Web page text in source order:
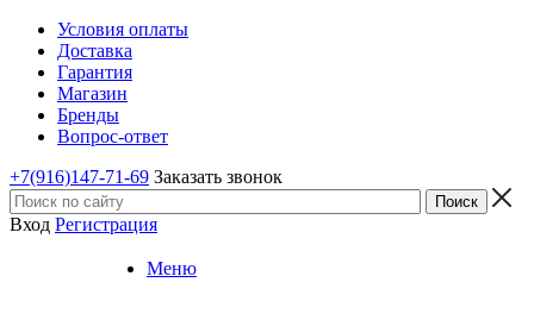
Условия оплаты
Доставка
Гарантия
Магазин
Бренды
Вопрос-ответ
+7(916)147-71-69 Заказать звонок
Вход Регистрация
Меню